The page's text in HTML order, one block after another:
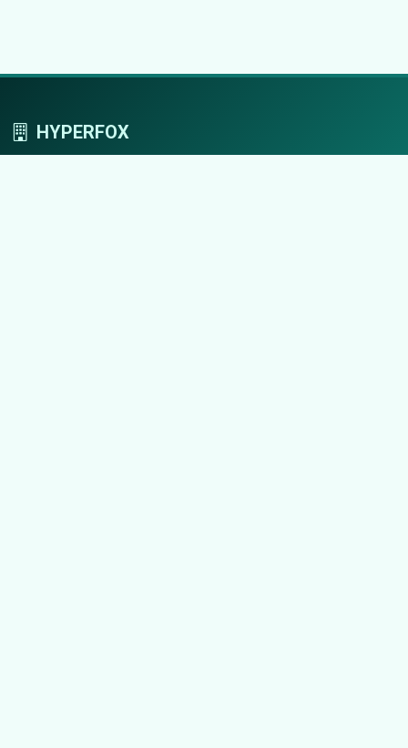
HYPERFOX